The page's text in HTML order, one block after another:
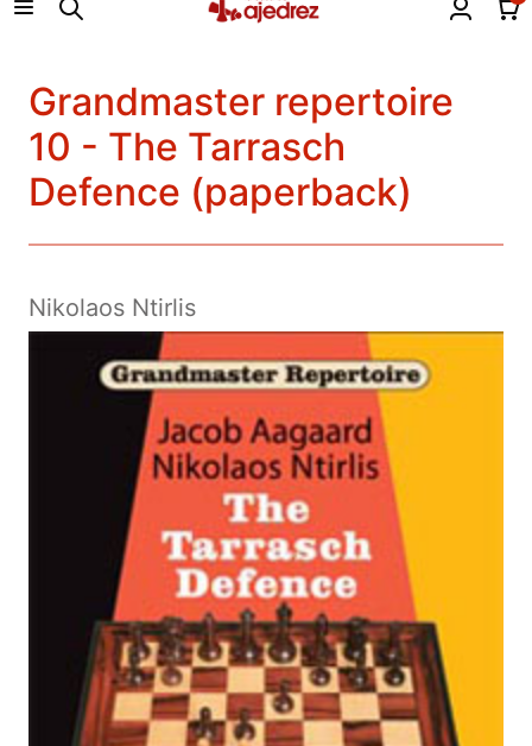
Grandmaster repertoire
10 - The Tarrasch
Defence (paperback)
Nikolaos Ntirlis